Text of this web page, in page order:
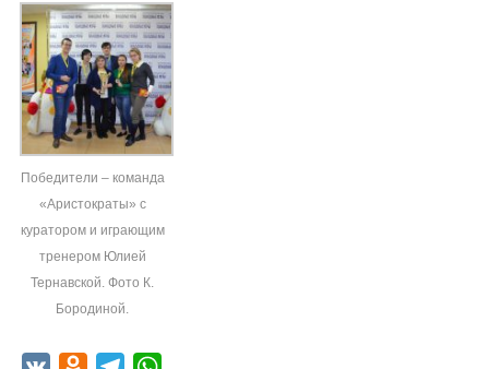
Победители – команда
«Аристократы» с
куратором и играющим
тренером Юлией
Тернавской. Фото К.
Бородиной.